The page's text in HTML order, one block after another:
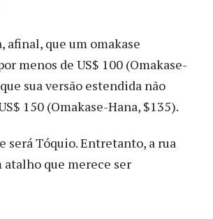
afinal, que um omakase
menos de US$ 100 (Omakase-
sua versão estendida não
150 (Omakase-Hana, $135).
será Tóquio. Entretanto, a rua
atalho que merece ser